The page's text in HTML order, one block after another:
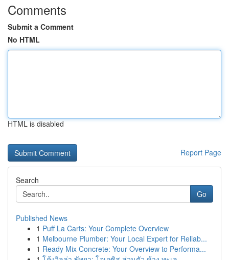
Comments
Submit a Comment
No HTML
HTML is disabled
Report Page
Search
Go
Published News
1 Puff La Carts: Your Complete Overview
1 Melbourne Plumber: Your Local Expert for Reliab...
1 Ready Mix Concrete: Your Overview to Performa...